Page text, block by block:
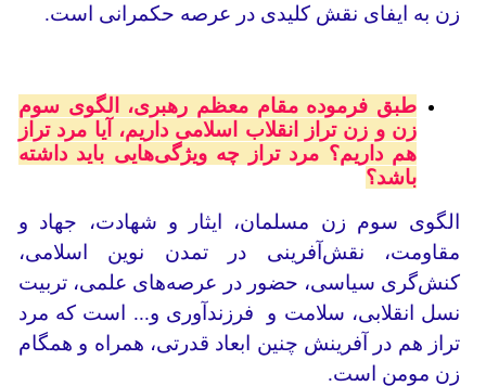
زن به ایفای نقش کلیدی در عرصه حکمرانی است.
طبق فرموده مقام معظم رهبری، الگوی سوم
زن و زن تراز انقلاب اسلامی داریم، آیا مرد تراز
هم داریم؟ مرد تراز چه ویژگی‌هایی باید داشته
باشد؟
الگوی سوم زن مسلمان، ایثار و شهادت، جهاد و
مقاومت، نقش‌آفرینی در تمدن نوین اسلامی،
کنش‌گری سیاسی، حضور در عرصه‌های علمی، تربیت
نسل انقلابی، سلامت و فرزندآوری و... است که مرد
تراز هم در آفرینش چنین ابعاد قدرتی، همراه و همگام
زن مومن است.